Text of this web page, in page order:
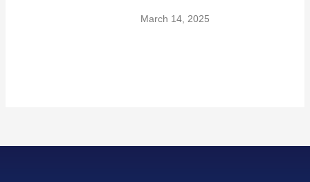
March 14, 2025